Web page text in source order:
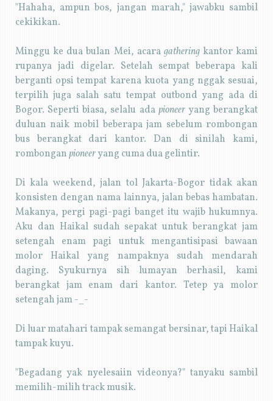
"Hahaha, ampun bos, jangan marah," jawabku sambil
cekikikan.
Minggu ke dua bulan Mei, acara gathering kantor kami
rupanya jadi digelar. Setelah sempat beberapa kali
berganti opsi tempat karena kuota yang nggak sesuai,
terpilih juga salah satu tempat outbond yang ada di
Bogor. Seperti biasa, selalu ada pioneeryang berangkat
duluan naik mobil beberapa jam sebelum rombongan
bus berangkat dari kantor. Dan di sinilah kami,
rombonganpioneeryang cuma dua gelintir.
Di kala weekend, jalan tol Jakarta-Bogor tidak akan
konsisten dengan nama lainnya, jalan bebas hambatan.
Makanya, pergi pagi-pagi banget itu wajib hukumnya.
Aku dan Haikal sudah sepakat untuk berangkat jam
setengah enam pagi untuk mengantisipasi bawaan
molor Haikal yang nampaknya sudah mendarah
daging. Syukurnya sih lumayan berhasil, kami
berangkat jam enam dari kantor. Tetep ya molor
setengah jam -_-
Di luar matahari tampak semangat bersinar, tapi Haikal
tampak kuyu.
"Begadang yak nyelesaiin videonya?" tanyaku sambil
memilih-milih track musik.